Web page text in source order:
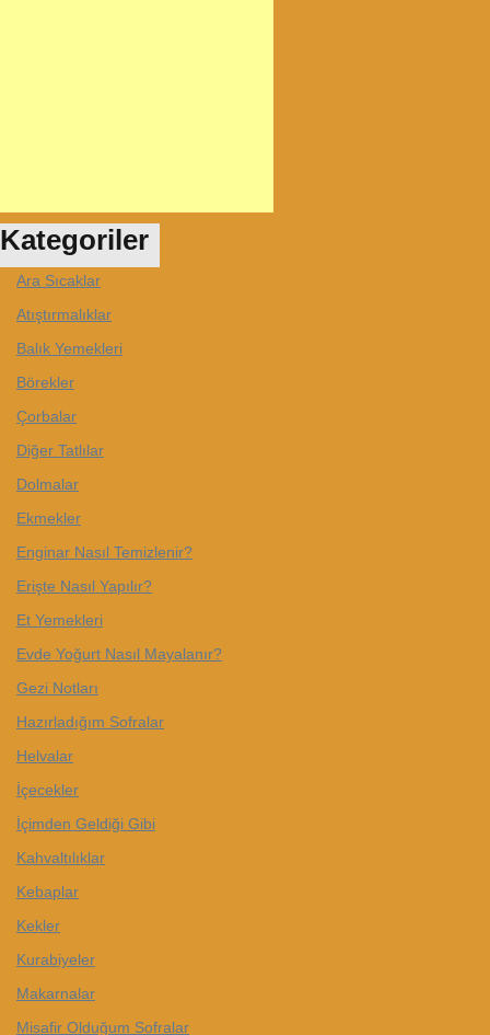
Kategoriler
Ara Sıcaklar
Atıştırmalıklar
Balık Yemekleri
Börekler
Çorbalar
Diğer Tatlılar
Dolmalar
Ekmekler
Enginar Nasıl Temizlenir?
Erişte Nasıl Yapılır?
Et Yemekleri
Evde Yoğurt Nasıl Mayalanır?
Gezi Notları
Hazırladığım Sofralar
Helvalar
İçecekler
İçimden Geldiği Gibi
Kahvaltılıklar
Kebaplar
Kekler
Kurabiyeler
Makarnalar
Misafir Olduğum Sofralar